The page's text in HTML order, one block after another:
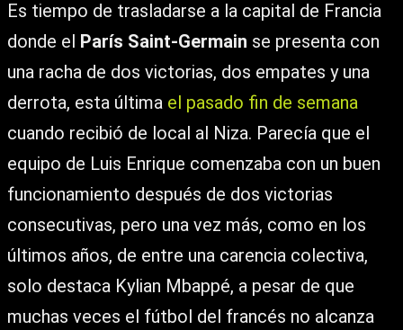
Es tiempo de trasladarse a la capital de Francia
donde el París Saint-Germain se presenta con
una racha de dos victorias, dos empates y una
derrota, esta última el pasado fin de semana
cuando recibió de local al Niza. Parecía que el
equipo de Luis Enrique comenzaba con un buen
funcionamiento después de dos victorias
consecutivas, pero una vez más, como en los
últimos años, de entre una carencia colectiva,
solo destaca Kylian Mbappé, a pesar de que
muchas veces el fútbol del francés no alcanza